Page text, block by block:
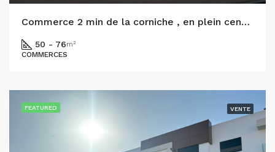
Commerce 2 min de la corniche , en plein centre d’agadir
50 - 76m²
COMMERCES
FEATURED VENTE